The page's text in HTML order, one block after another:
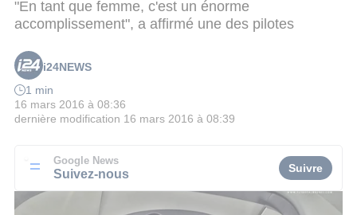
"En tant que femme, c'est un énorme
accomplissement", a affirmé une des pilotes
i24NEWS
1 min
16 mars 2016 à 08:36
dernière modification 16 mars 2016 à 08:39
Google News
Suivez-nous Suivre